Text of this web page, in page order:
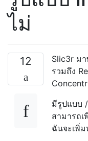
ไม่
12
Slic3r ม
รวมถึง
มีรูปแบบ
สามารถ
ฉันจะเพิ่ม